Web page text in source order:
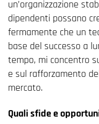
un’organizzazione
dipendenti possano
fermamente che un
base del successo a
tempo, mi concentro
e sul rafforzamento
mercato.
Quali sfide e